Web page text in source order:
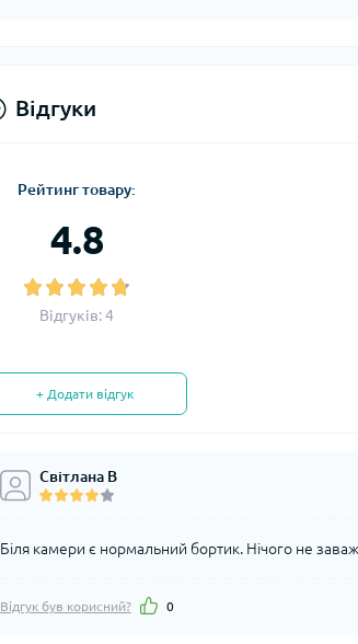
Відгуки
Рейтинг товару:
4.8
Відгуків: 4
+ Додати відгук
Світлана В
Біля камери є нормальний бортик. Нічого не
Відгук був корисний? 0